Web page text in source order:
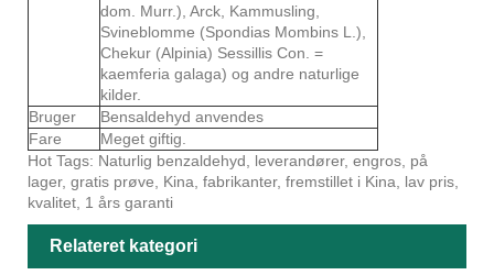
dom. Murr.), Arck, Kammusling,
Svineblomme (Spondias Mombins L.),
Chekur (Alpinia) Sessillis Con. =
kaemferia galaga) og andre naturlige
kilder.
Bruger
Bensaldehyd anvendes
Fare
Meget giftig.
Hot Tags: Naturlig benzaldehyd, leverandører, engros, på
lager, gratis prøve, Kina, fabrikanter, fremstillet i Kina, lav pris,
kvalitet, 1 års garanti
Relateret kategori